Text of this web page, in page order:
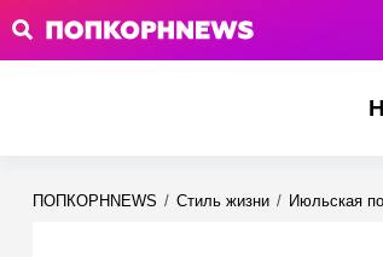
ПОПКОРНNEWS / Стиль жизни / Июльская